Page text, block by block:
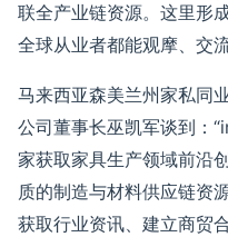
联全产业链资源。 这里形
全球从业者都能观摩、交
马来西亚森美兰州家私同
公司董事长巫凯军谈到： “
家获取家具生产领域前沿
质的制造与材料供应链资
获取行业资讯、 建立商贸